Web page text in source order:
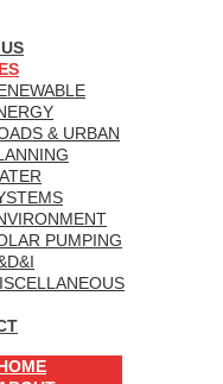
& URBAN
PUMPING